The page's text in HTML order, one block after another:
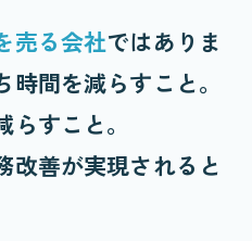
売る会社ではありま
間を減らすこと。
すこと。
改善が実現されると